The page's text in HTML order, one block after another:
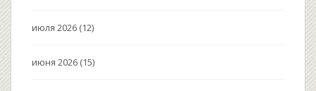
июля 2026 (12)
июня 2026 (15)